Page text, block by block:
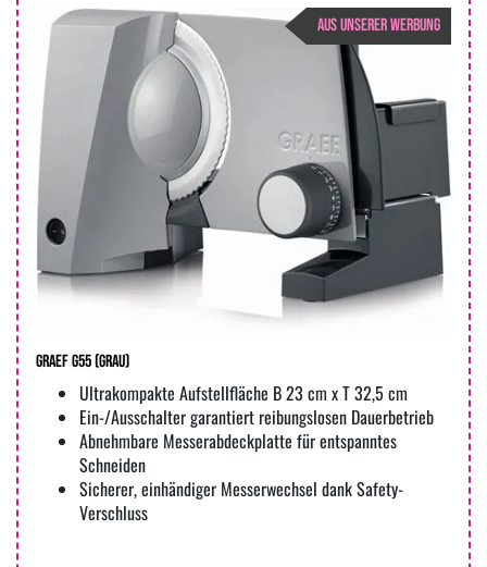
AUS UNSERER WERBUNG
Graef G55 (Grau)
Ultrakompakte Aufstellfläche B 23 cm x T 32,5 cm
Ein-/Ausschalter garantiert reibungslosen Dauerbetrieb
Abnehmbare Messerabdeckplatte für entspanntes
Schneiden
Sicherer, einhändiger Messerwechsel dank Safety-
Verschluss